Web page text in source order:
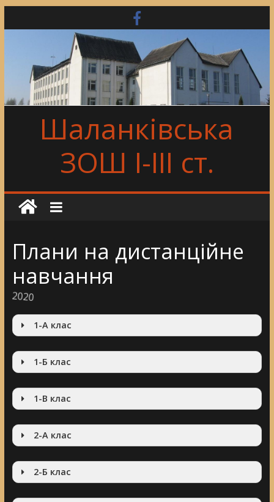
to
Шаланківська
ЗОШ І-ІІІ ст.
Плани на дистанційне
навчання
1-А клас
1-Б клас
1-В клас
2-А клас
2-Б клас